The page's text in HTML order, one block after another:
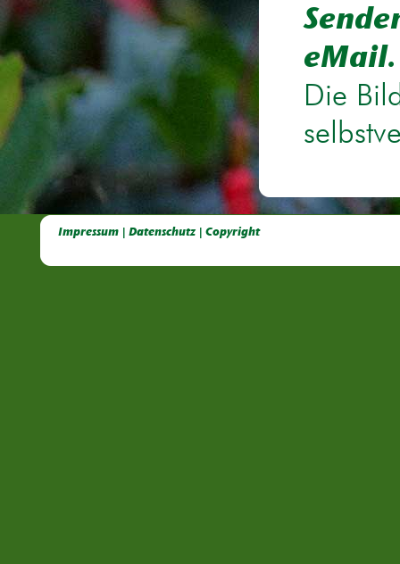
eMail.
Die
Impressum | Datenschutz | Copyright